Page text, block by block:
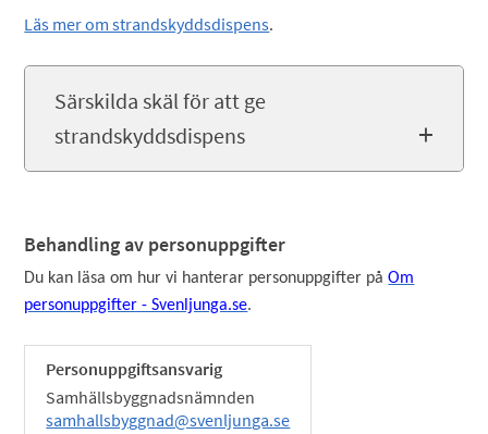
Läs mer om strandskyddsdispens.
Särskilda skäl för att ge
strandskyddsdispens
Behandling av personuppgifter
Du kan läsa om hur vi hanterar personuppgifter påOm
personuppgifter - Svenljunga.se.
Personuppgiftsansvarig
Samhällsbyggnadsnämnden
samhallsbyggnad@svenljunga.se